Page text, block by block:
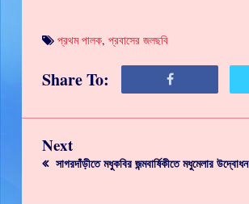
প্রথম পালক, প্রবাসের জলছবি
Share To:
Next
সাগরদাঁড়ীতে মধুকবির জন্মবার্ষিকীতে মধুমেলার উদ্বোধন